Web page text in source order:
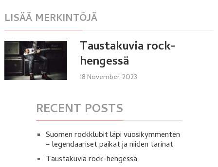
LISÄÄ MERKINTÖJÄ
Taustakuvia rock-
hengessä
18 November, 2023
RECENT POSTS
Suomen rockklubit läpi vuosikymmenten
– legendaariset paikat ja niiden tarinat
Taustakuvia rock-hengessä